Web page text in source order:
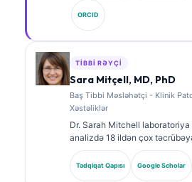
dair klinik nəzarəti həyata
biomarkerlərin şərhi və
mövzularında laboratoriya
nəşrlər edib.
ORCID
TIBBI RƏYÇI
Sara Mitçell, MD, PhD
Baş Tibbi Məsləhətçi - Klinik
Xəstəliklər
Dr. Sarah Mitchell
analizdə 18 ildən çox
təsdiqlənmiş klinik patoloqdur.
ixtisas sertifikatlarına malikdir
biomarker panelləri və
Tədqiqat Qapısı Google Scholar